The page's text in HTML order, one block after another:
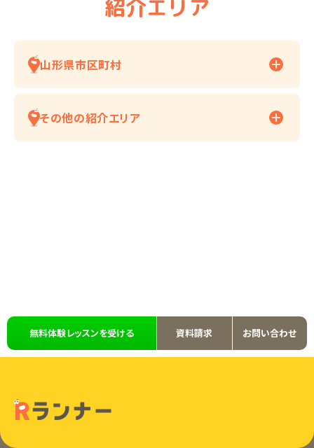
紹介エリア
山形県市区町村
その他の紹介エリア
無料体験レッスンを受ける 資料請求 お問い合わせ